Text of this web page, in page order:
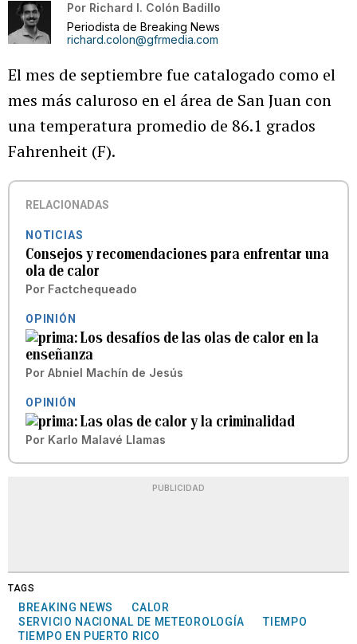
Por Richard I. Colón Badillo
Periodista de Breaking News
richard.colon@gfrmedia.com
El mes de septiembre fue catalogado como el
mes más caluroso en el área de San Juan con
una temperatura promedio de 86.1 grados
Fahrenheit (F).
RELACIONADAS
NOTICIAS
Consejos y recomendaciones para enfrentar una
ola de calor
Por Factchequeado
OPINIÓN
Los desafíos de las olas de calor en la
enseñanza
Por Abniel Machín de Jesús
OPINIÓN
Las olas de calor y la criminalidad
Por Karlo Malavé Llamas
PUBLICIDAD
TAGS
BREAKING NEWS
CALOR
SERVICIO NACIONAL DE METEOROLOGÍA
TIEMPO
TIEMPO EN PUERTO RICO